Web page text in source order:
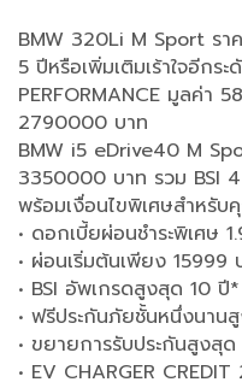
BMW 320Li M Sport รา
5 ปีหรือเพิ่มเติมเร้าใจอีก
PERFORMANCE มูลค่า
2790000 บาท
BMW i5 eDrive40 M
3350000 บาท รวม BSI
พร้อมเงื่อนไขพิเศษสำหรั
• ดอกเบี้ยผ่อนชำระพิเศษ
• ผ่อนเริ่มต้นเพียง 15999
• BSI อัพเกรดสูงสุด 10 ปี*
• ฟรีประกันภัยชั้นหนึ่งนาน
• ขยายการรับประกันสูงสุ
• EV CHARGER